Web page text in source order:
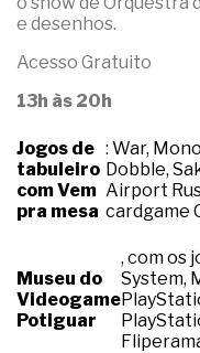
e desenhos.
Acesso Gratuito
13h às 20h
Jogos de
tabuleiro
com Vem
pra mesa
: War,
Dobble,
Airport
cardgame
Museu do
Videogame
Potiguar
, com os
System,